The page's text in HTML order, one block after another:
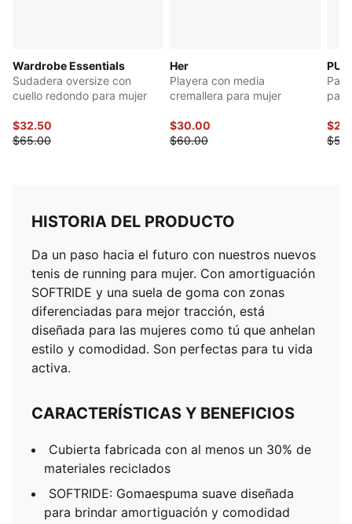
Wardrobe Essentials
Sudadera oversize con
cuello redondo para mujer
$32.50
$65.00
Her
Playera con media
cremallera para mujer
$30.00
$60.00
HISTORIA DEL PRODUCTO
Da un paso hacia el futuro con nuestros nuevos
tenis de running para mujer. Con amortiguación
SOFTRIDE y una suela de goma con zonas
diferenciadas para mejor tracción, está
diseñada para las mujeres como tú que anhelan
estilo y comodidad. Son perfectas para tu vida
activa.
CARACTERÍSTICAS Y BENEFICIOS
Cubierta fabricada con al menos un 30% de
materiales reciclados
SOFTRIDE: Gomaespuma suave diseñada
para brindar amortiguación y comodidad